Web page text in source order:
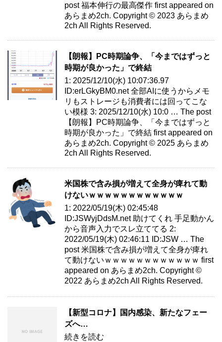
post 福本伸行の最高傑作 first appeared on
あらまめ2ch. Copyright © 2023 あらまめ
2ch All Rights Reserved.
【朗報】PC時期論争、「今まではずっと
時期が良かった」で終結
1: 2025/12/10(水) 10:07:36.97
ID:erLGkyBM0.net 全部AIに使うからメモ
リもストレージも消費者には回ってこな
い模様 3: 2025/12/10(水) 10:0 … The post
【朗報】PC時期論争、「今まではずっと
時期が良かった」で終結 first appeared on
あらまめ2ch. Copyright © 2025 あらまめ
2ch All Rights Reserved.
米国株で含み損が増えて全身が痺れて動
けないｗｗｗｗｗｗｗｗｗｗｗｗ
1: 2022/05/19(木) 02:45:48
ID:JSWyjDdsM.net 助けてくれ 手足動かん
から音声入力でスレ立ててる 2:
2022/05/19(木) 02:46:11 ID:JSW … The
post 米国株で含み損が増えて全身が痺れ
て動けないｗｗｗｗｗｗｗｗｗｗｗｗ first
appeared on あらまめ2ch. Copyright ©
2022 あらまめ2ch All Rights Reserved.
【新型コロナ】国内感染、新たなフェー
ズへ…
続きを読む